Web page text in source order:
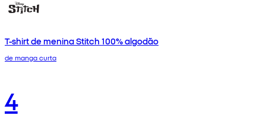
T-shirt de menina Stitch 100% algodão
de manga curta
4